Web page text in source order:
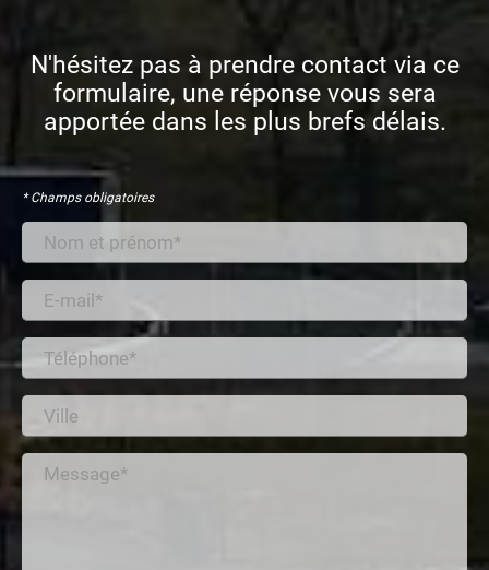
N'hésitez pas à prendre contact via ce
formulaire, une réponse vous sera
apportée dans les plus brefs délais.
* Champs obligatoires
Nom et prénom*
E-mail*
Téléphone*
Ville
Message*